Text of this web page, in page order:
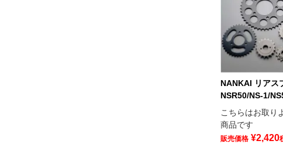
NANKAI リアス
NSR50/NS-1/
こちらはお取り
商品です
販売価格 ¥2,420